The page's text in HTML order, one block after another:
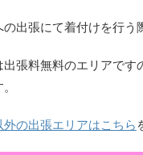
出張にて着付けを行う
出張料無料のエリアで
外の出張エリアはこちら